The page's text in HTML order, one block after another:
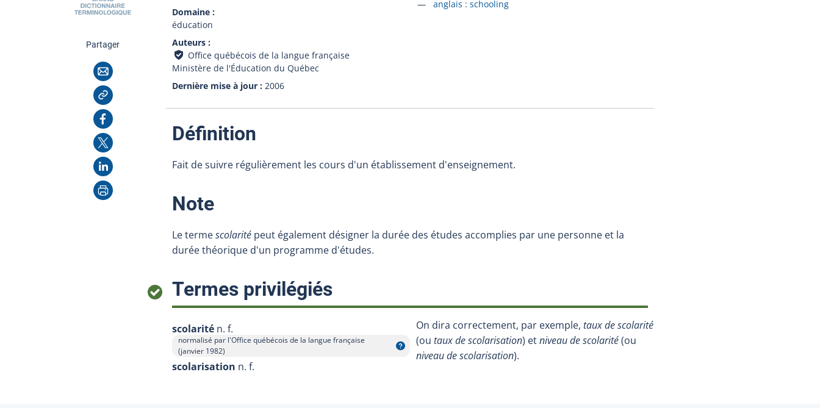
Domaine
éducation
Auteurs
Office québécois de la langue française
Ministère de l'Éducation du Québec
Dernière mise à jour
2006
Accéder à la fiche en
anglais : schooling
Partagercette page
Courriel
Copier l'adresse
Facebook
X
LinkedIn
Imprimer
Définition
Fait de suivre régulièrement les cours d'un établissement d'enseignement.
Note:
Le termescolarité peut également désigner la durée des études accomplies par une personne et la
durée théorique d'un programme d'études.
Termes privilégiés:
scolarité n. f.
normalisé par l'Office québécois de la langue française
(janvier 1982)
Afficher l'infobulle
scolarisation n. f.
On dira correctement, par exemple, taux de scolarité
(ou taux de scolarisation) etniveau de scolarité(ou
niveau de scolarisation).